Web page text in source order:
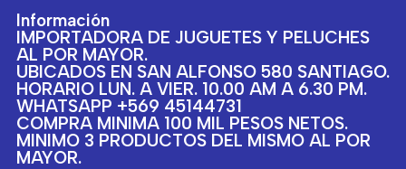
Información
IMPORTADORA DE JUGUETES Y PELUCHES
AL POR MAYOR.
UBICADOS EN SAN ALFONSO 580 SANTIAGO.
HORARIO LUN. A VIER. 10.00 AM A 6.30 PM.
WHATSAPP +569 45144731
COMPRA MINIMA 100 MIL PESOS NETOS.
MINIMO 3 PRODUCTOS DEL MISMO AL POR
MAYOR.